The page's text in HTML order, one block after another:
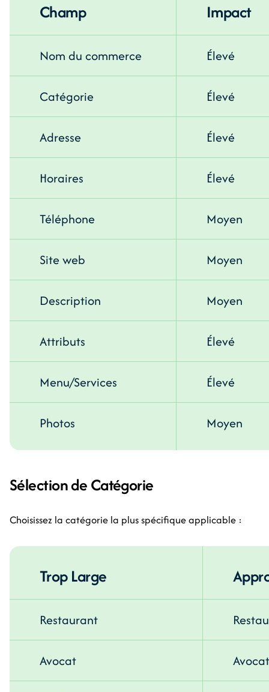
Champ Impact
Nom du commerce Élevé
Catégorie Élevé
Adresse Élevé
Horaires Élevé
Téléphone Moyen
Site web Moyen
Description Moyen
Attributs Élevé
Menu/Services Élevé
Photos Moyen
Sélection de Catégorie
Choisissez la catégorie la plus spécifique applicable :
Trop Large
Restaurant
Avocat